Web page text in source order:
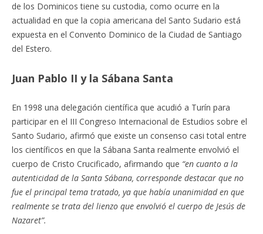
de los Dominicos tiene su custodia, como ocurre en la
actualidad en que la copia americana del Santo Sudario está
expuesta en el Convento Dominico de la Ciudad de Santiago
del Estero.
Juan Pablo II y la Sábana Santa
En 1998 una delegación científica que acudió a Turín para
participar en el III Congreso Internacional de Estudios sobre el
Santo Sudario, afirmó que existe un consenso casi total entre
los científicos en que la Sábana Santa realmente envolvió el
cuerpo de Cristo Crucificado, afirmando que “en cuanto a la
autenticidad de la Santa Sábana, corresponde destacar que no
fue el principal tema tratado, ya que había unanimidad en que
realmente se trata del lienzo que envolvió el cuerpo de Jesús de
Nazaret”.